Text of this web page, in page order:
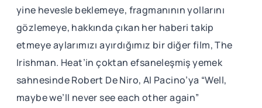
yine hevesle beklemeye, fragmanının yollarını
gözlemeye, hakkında çıkan her haberi takip
etmeye aylarımızı ayırdığımız bir diğer film, The
Irishman. Heat’in çoktan efsaneleşmiş yemek
sahnesinde Robert De Niro, Al Pacino’ya “Well,
maybe we’ll never see each other again”